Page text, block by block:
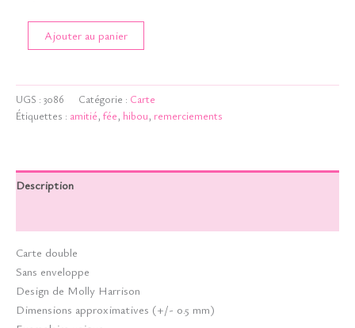
d'être
toi
Ajouter au panier
UGS : 3086 Catégorie : Carte
Étiquettes : amitié, fée, hibou, remerciements
Description
Carte double
Sans enveloppe
Design de Molly Harrison
Dimensions approximatives (+/- 0.5 mm)